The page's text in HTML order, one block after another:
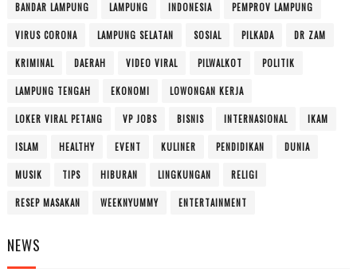
BANDAR LAMPUNG LAMPUNG INDONESIA PEMPROV LAMPUNG
VIRUS CORONA LAMPUNG SELATAN SOSIAL PILKADA DR ZAM
KRIMINAL DAERAH VIDEO VIRAL PILWALKOT POLITIK
LAMPUNG TENGAH EKONOMI LOWONGAN KERJA
LOKER VIRAL PETANG VP JOBS BISNIS INTERNASIONAL IKAM
ISLAM HEALTHY EVENT KULINER PENDIDIKAN DUNIA
MUSIK TIPS HIBURAN LINGKUNGAN RELIGI
RESEP MASAKAN WEEKNYUMMY ENTERTAINMENT
NEWS